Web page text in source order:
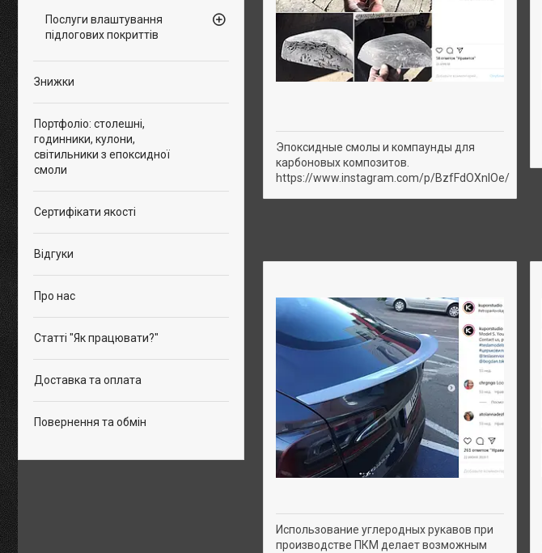
Эпоксидные смолы и компаунды для
карбоновых композитов.
https://www.instagram.com/p/BzfFdOXnlOe/
Использование углеродных рукавов при
производстве ПКМ делает возможным
Послуги влаштування
підлогових покриттів
Знижки
Портфоліо: столешні,
годинники, кулони,
світильники з епоксидної
смоли
Сертифікати якості
Відгуки
Про нас
Статті "Як працювати?"
Доставка та оплата
Повернення та обмін